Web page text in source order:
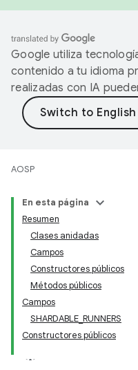
Google utiliza
contenido a tu idioma
realizadas con IA
AOSP
En esta página
Resumen
Clases anidadas
Campos
Constructores públicos
Métodos públicos
Campos
SHARDABLE_RUNNERS
Constructores públicos